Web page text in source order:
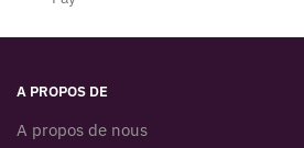
A PROPOS DE
A propos de nous